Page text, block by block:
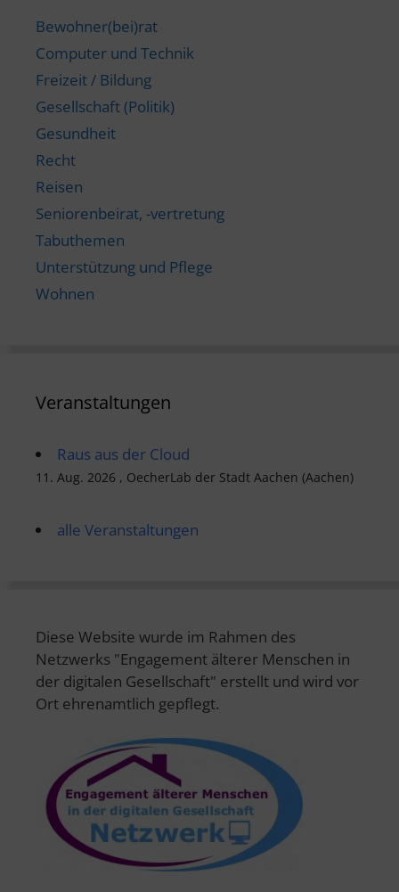
Bewohner(bei)rat
Computer und Technik
Freizeit / Bildung
Gesellschaft (Politik)
Gesundheit
Recht
Reisen
Seniorenbeirat, -vertretung
Tabuthemen
Unterstützung und Pflege
Wohnen
Veranstaltungen
Raus aus der Cloud
11. Aug. 2026 , OecherLab der Stadt Aachen (Aachen)
alle Veranstaltungen
Diese Website wurde im Rahmen des
Netzwerks "Engagement älterer Menschen in
der digitalen Gesellschaft" erstellt und wird vor
Ort ehrenamtlich gepflegt.